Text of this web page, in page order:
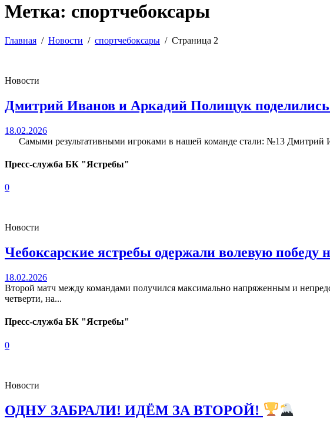
Метка: спортчебоксары
Главная Новости спортчебоксары Страница 2
Новости
Дмитрий Иванов и Аркадий Полищук
18.02.2026
Самыми результативными игроками в нашей команде стали: №13 Дмитрий
Пресс-служба БК "Ястребы"
0
Новости
Чебоксарские ястребы одержали волевую
18.02.2026
Второй матч между командами получился максимально напряженным и
четверти, на...
Пресс-служба БК "Ястребы"
0
Новости
ОДНУ ЗАБРАЛИ! ИДЁМ ЗА ВТОРОЙ!